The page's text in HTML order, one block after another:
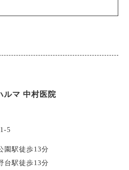
ルマ 中村医院
5
駅徒歩13分
駅徒歩13分